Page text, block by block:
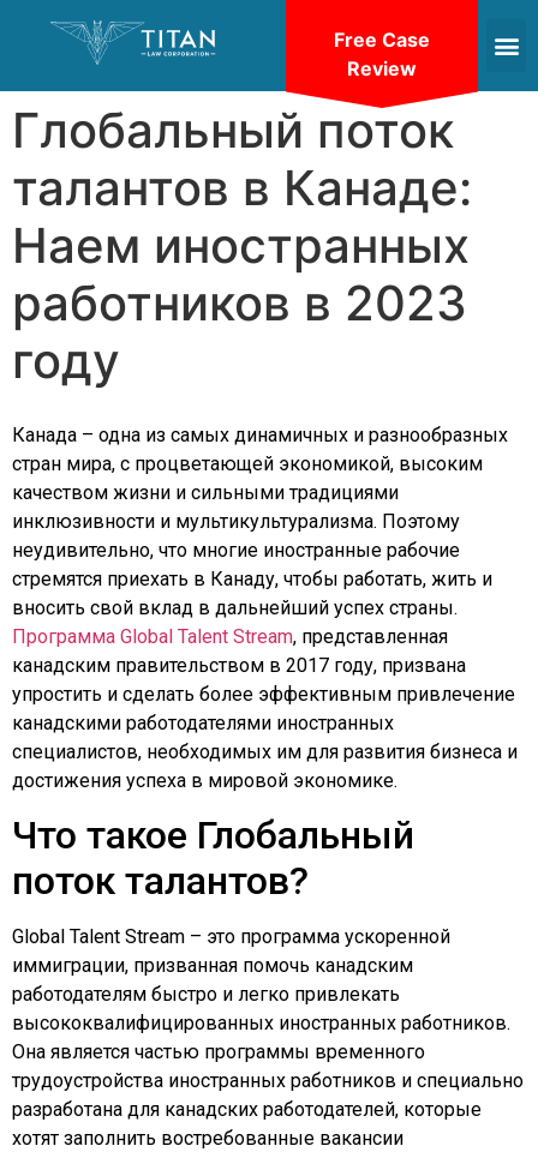
Глобальный поток
талантов в Канаде:
Наем иностранных
работников в 2023
году
Канада – одна из самых динамичных и разнообразных
стран мира, с процветающей экономикой, высоким
качеством жизни и сильными традициями
инклюзивности и мультикультурализма. Поэтому
неудивительно, что многие иностранные рабочие
стремятся приехать в Канаду, чтобы работать, жить и
вносить свой вклад в дальнейший успех страны.
Программа Global Talent Stream, представленная
канадским правительством в 2017 году, призвана
упростить и сделать более эффективным привлечение
канадскими работодателями иностранных
специалистов, необходимых им для развития бизнеса и
достижения успеха в мировой экономике.
Что такое Глобальный
поток талантов?
Global Talent Stream – это программа ускоренной
иммиграции, призванная помочь канадским
работодателям быстро и легко привлекать
высококвалифицированных иностранных работников.
Она является частью программы временного
трудоустройства иностранных работников и специально
разработана для канадских работодателей, которые
хотят заполнить востребованные вакансии
Free Case
Review